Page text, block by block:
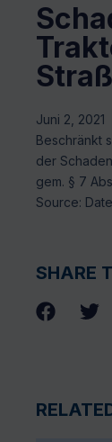
Juni 2, 2021
Beschränkt
der
gem. § 7
Source:
SHARE